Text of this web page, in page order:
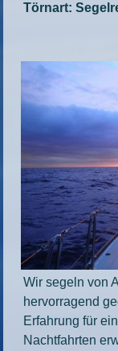
Törnart:
Wir segeln von
hervorragend
Erfahrung für
Nachtfahrten